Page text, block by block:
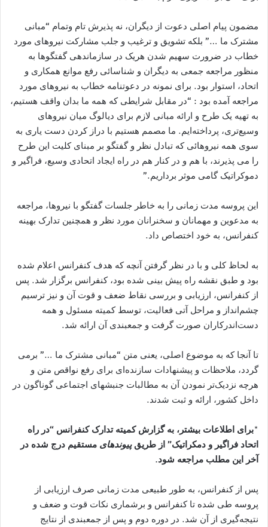
مضمون پيام اصلی دعوت از ديگران، نه پذيرش تام وتمام “مبانی
مشترک ما …” بلکه تشويق و ترغيب و جلب مشارکت نيروهای مورد
خطاب در ضرورت سهيم شدن هريک در سازماندهی گفتگوها به
منظور مراجعه جمعی به ديگران و شناسائی رفع موانع همکاری و
اتحاد، استوار بود. برای نمونه در دعوتنامه خطاب به نيروهای مورد
مراجعه آمده بود : “در مقابل شرايطی که همه ما بدان واقف هستيم،
به تهيه یک طرح و ارائه مبانی لازم برای ديالوگ ميان نيروهای
وسيع‌تری، پرداخته‌ايم. ما مصمم هستیم با دراز کردن دست یاری به
سوی همه نیروهائی که تبادل نظر و گفتگو بر مبنای کلیت این طرح
را می پذيرند، با هم و در کنار هم در راه ایجاد اتحادی وسيع، فراگير و
دموکراتيک گامی موثر برداريم.”
اين پروسه مدت زمانی را به خاطر جلسات گفتگو با نيروها، مراجعه
به مدعوين و مهمانان و سخنرانان مورد نظر و همچنين تدارک بهينه
کنفرانس، به خود اختصاص داد.
به لحاظ کلی و با در نظر گرفتن آنچه که هدف کنفرانس اعلام شده
بود و طبق نقشه راه پيش بينی شده بود، کنفرانس برگزار شد. پس
از کنفرانس، ارزيابی و بررسی نقاط ضعف و قوت آن و نيز ترسيم
چشم‌انداز و مراحل آتی فعاليت، توسط کميته مسئول و همه
دست‌اندرکاران صورت گرفت و جمعبندی آن ارائه شد.
تا آنجا که به موضوع اصلی، يعنی متن “مبانی مشترک ما …” برمی
گردد، ملاحظات و پيشنهادات سازنده‌ای برای رفع نواقص متن و
هرچه نزديک‌تر نمودن آن به مطالبات جنبشهای اجتماعی گوناگون در
داخل کشور، ارائه و ثبت شدند.
*برای اطلاعات بيشتر، به گزارش کمیته تدارک کنفرانس “در راه
اتحاد فراگیر و دمکراتیک” از طريقپيوند‌های مستقيم درج شده در
آخر اين مطلب مراجعه شود.
پس از کنفرانس، به طور طبيعی مدت زمانی صرف ارزيابی از
پروسه طی شده تا کنفرانس و برشماری نکات قوت و ضعف و
نتيجه‌گيری از آن شد. در دوره دوم و پس از جمعبندی از نتايج